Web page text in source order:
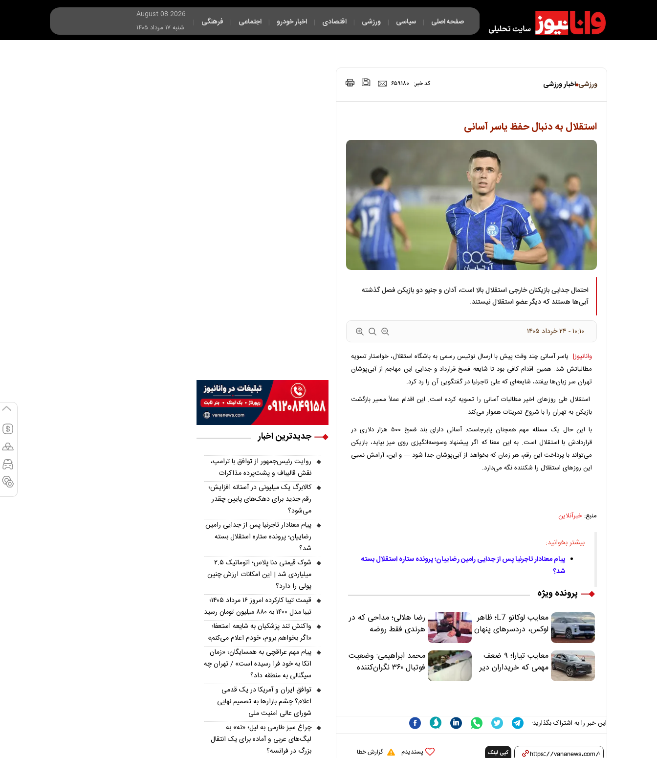
صفحه اصلی | سیاسی | ورزشی | اقتصادی | اخبار خودرو | اجتماعی | فرهنگی |
فکت لایف |
August 08 2026
شنبه ۱۷ مرداد ۱۴۰۵
ورزشی اخبار ورزشی کد خبر: ۶۵۹۱۸۰
استقلال به دنبال حفظ یاسر آسانی
احتمال جدایی بازیکنان خارجی استقلال بالا است، آدان و جنپو دو بازیکن فصل گذشته
آبی‌ها هستند که دیگر عضو استقلال نیستند.
۱۰:۱۰ - ۲۴ خرداد ۱۴۰۵
وانانیوز| یاسر آسانی چند وقت پیش با ارسال نوتیس رسمی به باشگاه استقلال، خواستار تسویه
مطالباتش شد. همین اقدام کافی بود تا شایعه فسخ قرارداد و جدایی این مهاجم از آبی‌پوشان
تهران سر زبان‌ها بیفتد، شایعه‌ای که علی تاجرنیا در گفتگویی آن را رد کرد.
استقلال طی روزهای اخیر مطالبات آسانی را تسویه کرده است. این اقدام عملاً مسیر بازگشت
بازیکن به تهران را با شروع تمرینات هموار می‌کند.
با این حال یک مسئله مهم همچنان پابرجاست: آسانی دارای بند فسخ ۵۰۰ هزار دلاری در
قراردادش با استقلال است. به این معنا که اگر پیشنهاد وسوسه‌انگیزی روی میز بیاید، بازیکن
می‌تواند با پرداخت این رقم، هر زمان که بخواهد از آبی‌پوشان جدا شود — و این، آرامش نسبی
این روزهای استقلال را شکننده نگه می‌دارد.
منبع: خبرآنلاین
بیشتر بخوانید:
پیام معنادار تاجرنیا پس از جدایی رامین رضاییان؛ پرونده ستاره استقلال بسته
شد؟
پرونده ویژه
معایب لوکانو L7؛ ظاهر
لوکس، دردسرهای پنهان
رضا هلالی؛ مداحی که در
هرندی فقط روضه
«تکیه‌گاه آقا مرتضی
علی(ع)» را جدی‌تر
ببینند
معایب تیارا؛ ۹ ضعف
مهمی که خریداران دیر
محمد ابراهیمی: وضعیت
فوتبال ۳۶۰ نگران‌کننده
این خبر را به اشتراک بگذارید:
کپی لینک پسندیدم گزارش خطا
جدیدترین اخبار
روایت رئیس‌جمهور از توافق با ترامپ،
نقش قالیباف و پشت‌پرده مذاکرات
کالابرگ یک میلیونی در آستانه افزایش؛
رقم جدید برای دهک‌های پایین چقدر
می‌شود؟
پیام معنادار تاجرنیا پس از جدایی رامین
رضاییان؛ پرونده ستاره استقلال بسته
شد؟
شوک قیمتی دنا پلاس؛ اتوماتیک ۲.۵
میلیاردی شد | این امکانات ارزش چنین
پولی را دارد؟
قیمت تیبا کارکرده امروز ۱۶ مرداد ۱۴۰۵؛
تیبا مدل ۱۴۰۰ به ۸۸۰ میلیون تومان رسید
واکنش تند پزشکیان به شایعه استعفا؛
«اگر بخواهم بروم، خودم اعلام می‌کنم»
پیام مهم عراقچی به همسایگان؛ «زمان
اتکا به خود فرا رسیده است» / تهران چه
سیگنالی به منطقه داد؟
توافق ایران و آمریکا در یک قدمی
اعلام؟ چشم بازارها به تصمیم نهایی
شورای عالی امنیت ملی
چراغ سبز طارمی به لیل؛ «نه» به
لیگ‌های عربی و آماده برای یک انتقال
بزرگ در فرانسه؟